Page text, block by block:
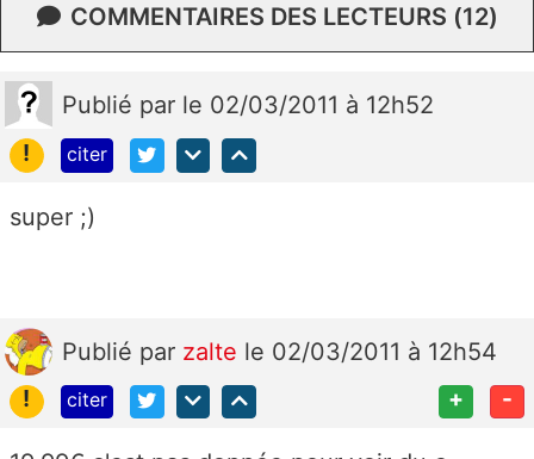
COMMENTAIRES DES LECTEURS (12)
Publié par le 02/03/2011 à 12h52
!
citer
super ;)
Publié par zalte le 02/03/2011 à 12h54
!
citer + -